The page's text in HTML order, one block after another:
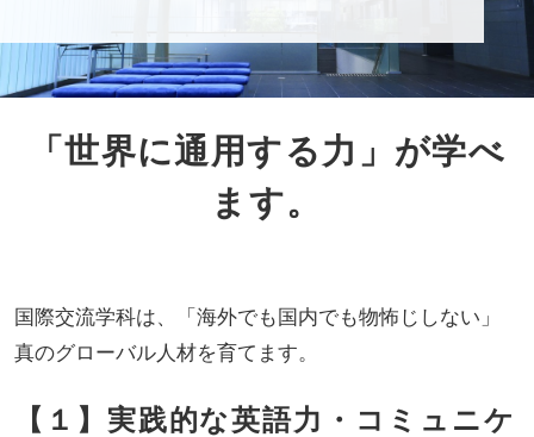
「世界に通用する力」が学べ
ます。
国際交流学科は、「海外でも国内でも物怖じしない」
真のグローバル人材を育てます。
【１】実践的な英語力・コミュニケ